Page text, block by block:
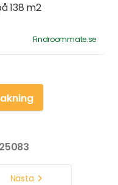
138 m2
Findroommate.se
25083
Nästa